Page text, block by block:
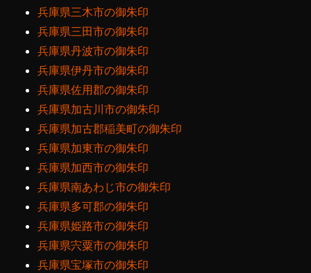
兵庫県三木市の御朱印
兵庫県三田市の御朱印
兵庫県丹波市の御朱印
兵庫県伊丹市の御朱印
兵庫県佐用郡の御朱印
兵庫県加古川市の御朱印
兵庫県加古郡稲美町の御朱印
兵庫県加東市の御朱印
兵庫県加西市の御朱印
兵庫県南あわじ市の御朱印
兵庫県多可郡の御朱印
兵庫県姫路市の御朱印
兵庫県宍粟市の御朱印
兵庫県宝塚市の御朱印